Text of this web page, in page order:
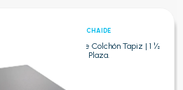
CHAIDE
Chaide - Base Colchón Tapiz | 1 ½
Plaza.